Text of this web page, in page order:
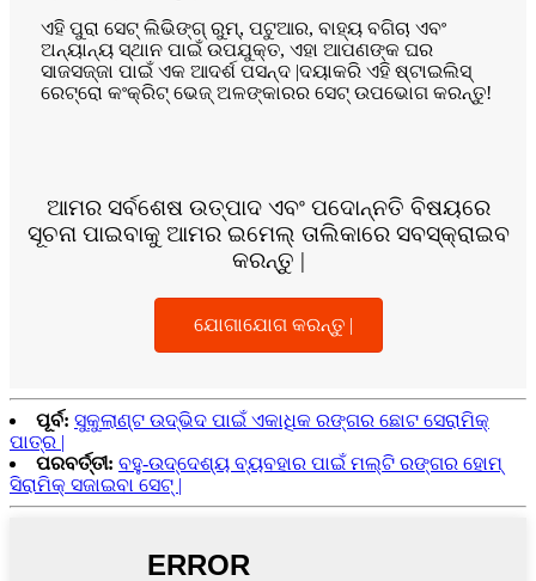
ଏହି ପୁରା ସେଟ୍ ଲିଭିଙ୍ଗ୍ ରୁମ୍, ପଟୁଆର, ବାହ୍ୟ ବଗିଚା ଏବଂ
ଅନ୍ୟାନ୍ୟ ସ୍ଥାନ ପାଇଁ ଉପଯୁକ୍ତ, ଏହା ଆପଣଙ୍କ ଘର
ସାଜସଜ୍ଜା ପାଇଁ ଏକ ଆଦର୍ଶ ପସନ୍ଦ |ଦୟାକରି ଏହି ଷ୍ଟାଇଲିସ୍
ରେଟ୍ରୋ କଂକ୍ରିଟ୍ ଭେଜ୍ ଅଳଙ୍କାରର ସେଟ୍ ଉପଭୋଗ କରନ୍ତୁ!
ଆମର ସର୍ବଶେଷ ଉତ୍ପାଦ ଏବଂ ପଦୋନ୍ନତି ବିଷୟରେ
ସୂଚନା ପାଇବାକୁ ଆମର ଇମେଲ୍ ତାଲିକାରେ ସବସ୍କ୍ରାଇବ
କରନ୍ତୁ |
ଯୋଗାଯୋଗ କରନ୍ତୁ |
ପୂର୍ବ: ସୁକୁଲାଣ୍ଟ ଉଦ୍ଭିଦ ପାଇଁ ଏକାଧିକ ରଙ୍ଗର ଛୋଟ ସେରାମିକ୍
ପାତ୍ର |
ପରବର୍ତ୍ତୀ: ବହୁ-ଉଦ୍ଦେଶ୍ୟ ବ୍ୟବହାର ପାଇଁ ମଲ୍ଟି ରଙ୍ଗର ହୋମ୍
ସିରାମିକ୍ ସଜାଇବା ସେଟ୍ |